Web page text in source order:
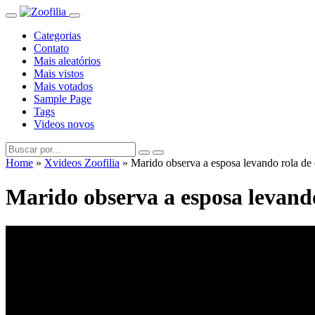
Categorias
Contato
Mais aleatórios
Mais vistos
Mais votados
Sample Page
Tags
Videos novos
Home » Xvideos Zoofilia » Marido observa a esposa levando rola
Marido observa a esposa